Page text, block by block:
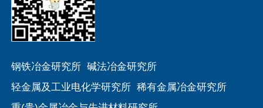
钢铁冶金研究所 碱法冶金研究所
轻金属及工业电化学研究所 稀有金属冶金研究所